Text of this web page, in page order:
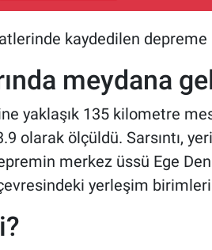
kaydedilen depreme
meydana
yaklaşık 135 kilometre
olarak ölçüldü. Sarsıntı,
merkez üssü Ege
yerleşim